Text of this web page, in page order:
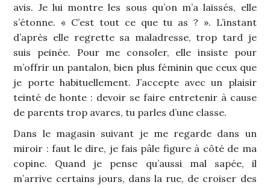
avis. Je lui montre les sous qu’on m’a laissés, elle
s’étonne. « C’est tout ce que tu as ? ». L’instant
d’après elle regrette sa maladresse, trop tard je
suis peinée. Pour me consoler, elle insiste pour
m’offrir un pantalon, bien plus féminin que ceux que
je porte habituellement. J’accepte avec un plaisir
teinté de honte : devoir se faire entretenir à cause
de parents trop avares, tu parles d’une classe.
Dans le magasin suivant je me regarde dans un
miroir : faut le dire, je fais pâle figure à côté de ma
copine. Quand je pense qu’aussi mal sapée, il
m’arrive certains jours, dans la rue, de croiser des